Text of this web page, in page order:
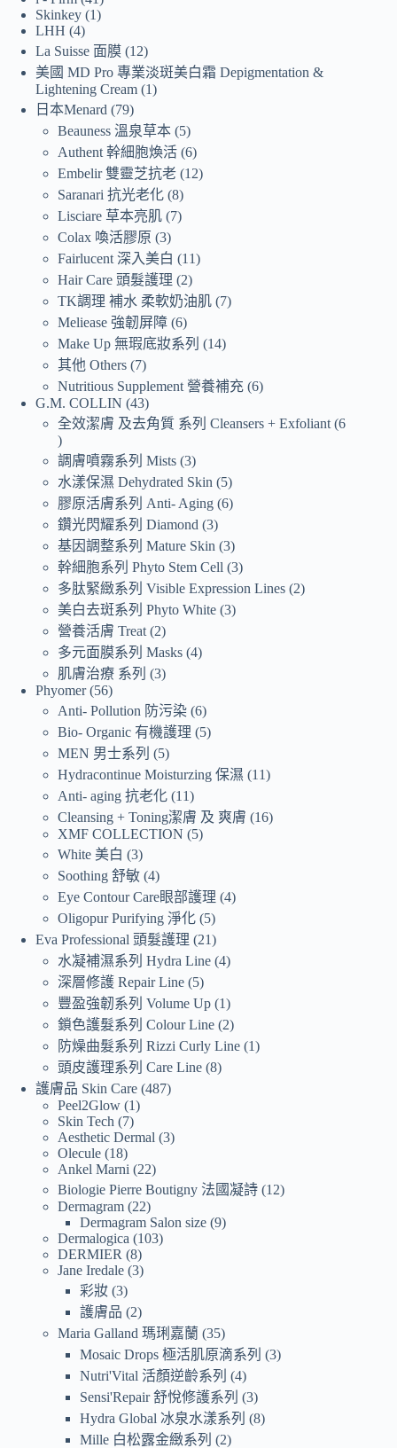
Skinkey 1
LHH 4
La Suisse 面膜 12
美國 MD Pro 專業淡斑美白霜 Depigmentation &
Lightening Cream 1
日本Menard
79
Beauness 溫泉草本 5
Authent 幹細胞煥活 6
Embelir 雙靈芝抗老 12
Saranari 抗光老化 8
Lisciare 草本亮肌 7
Colax 喚活膠原 3
Fairlucent 深入美白
11
Hair Care 頭髮護理
2
TK調理 補水 柔軟奶油肌 7
Meliease 強韌屏障 6
Make Up 無瑕底妝系列
14
其他 Others 7
Nutritious Supplement 營養補充 6
G.M. COLLIN 43
全效潔膚 及去角質 系列 Cleansers + Exfoliant 6
調膚噴霧系列 Mists 3
水漾保濕 Dehydrated Skin
5
膠原活膚系列 Anti- Aging 6
鑽光閃耀系列 Diamond 3
基因調整系列 Mature Skin 3
幹細胞系列 Phyto Stem Cell 3
多肽緊緻系列 Visible Expression Lines 2
美白去斑系列 Phyto White 3
營養活膚 Treat 2
多元面膜系列 Masks 4
肌膚治療 系列
3
Phyomer 56
Anti- Pollution 防污染 6
Bio- Organic 有機護理
5
MEN 男士系列
5
Hydracontinue Moisturzing 保濕
11
Anti- aging 抗老化 11
Cleansing + Toning潔膚 及 爽膚
16
XMF COLLECTION
5
White 美白
3
Soothing 舒敏 4
Eye Contour Care眼部護理 4
Oligopur Purifying 淨化 5
Eva Professional 頭髮護理
21
水凝補濕系列 Hydra Line 4
深層修護 Repair Line 5
豐盈強韌系列 Volume Up 1
鎖色護髮系列 Colour Line 2
防燥曲髮系列 Rizzi Curly Line 1
頭皮護理系列 Care Line 8
護膚品 Skin Care 487
Peel2Glow 1
Skin Tech
7
Aesthetic Dermal 3
Olecule 18
Ankel Marni
22
Biologie Pierre Boutigny 法國凝詩 12
Dermagram 22
Dermagram Salon size 9
Dermalogica
103
DERMIER
8
Jane Iredale 3
彩妝 3
護膚品
2
Maria Galland 瑪琍嘉蘭 35
Mosaic Drops 極活肌原滴系列
3
Nutri'Vital 活顏逆齡系列
4
Sensi'Repair 舒悅修護系列
3
Hydra Global 冰泉水漾系列
8
Mille 白松露金緻系列
2